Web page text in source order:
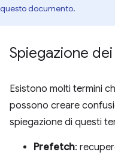
questo documento.
Spiegazione
Esistono molti termini
possono creare
spiegazione di questi
Prefetch: